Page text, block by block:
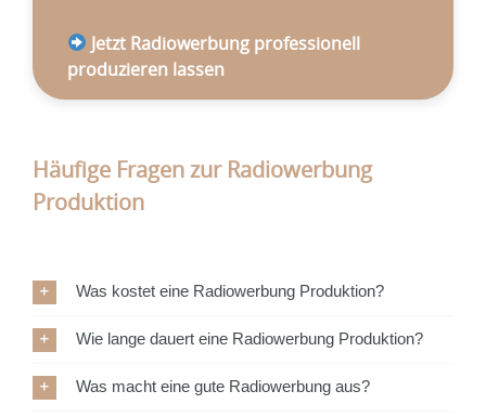
Jetzt Radiowerbung professionell
produzieren lassen
Häufige Fragen zur Radiowerbung
Produktion
Was kostet eine Radiowerbung Produktion?
Wie lange dauert eine Radiowerbung Produktion?
Was macht eine gute Radiowerbung aus?